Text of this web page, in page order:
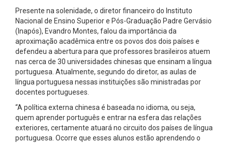
Presente na solenidade, o diretor financeiro do Instituto
Nacional de Ensino Superior e Pós-Graduação Padre Gervásio
(Inapós), Evandro Montes, falou da importância da
aproximação acadêmica entre os povos dos dois países e
defendeu a abertura para que professores brasileiros atuem
nas cerca de 30 universidades chinesas que ensinam a língua
portuguesa. Atualmente, segundo do diretor, as aulas de
língua portuguesa nessas instituições são ministradas por
docentes portugueses.
“A política externa chinesa é baseada no idioma, ou seja,
quem aprender português e entrar na esfera das relações
exteriores, certamente atuará no circuito dos países de língua
portuguesa. Ocorre que esses alunos estão aprendendo o